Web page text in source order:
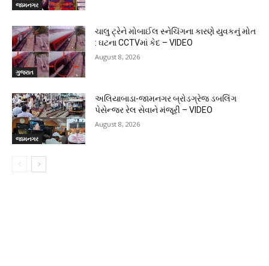
જામનગર
ગુજરાત
ચાલુ ટ્રેને મોબાઈલ સ્નેચિંગના કારણે યુવકનું મોત
: ઘટના CCTVમાં કેદ – VIDEO
August 8, 2026
જામનગર
અલિયાબાડા-જામનગર બ્રોડગ્રેજ ડબલિંગ
પેસેન્જર રેલ સેવાને મંજૂરી – VIDEO
August 8, 2026